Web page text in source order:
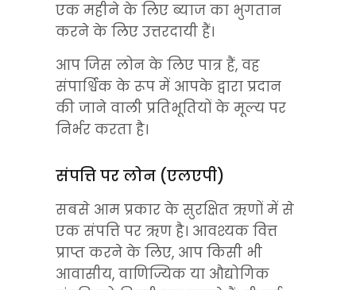
एक महीने के लिए ब्याज का भुगतान
करने के लिए उत्तरदायी हैं।
आप जिस लोन के लिए पात्र हैं, वह
संपार्श्विक के रूप में आपके द्वारा प्रदान
की जाने वाली प्रतिभूतियों के मूल्य पर
निर्भर करता है।
संपत्ति पर लोन (एलएपी)
सबसे आम प्रकार के सुरक्षित ऋणों में से
एक संपत्ति पर ऋण है। आवश्यक वित्त
प्राप्त करने के लिए, आप किसी भी
आवासीय, वाणिज्यिक या औद्योगिक